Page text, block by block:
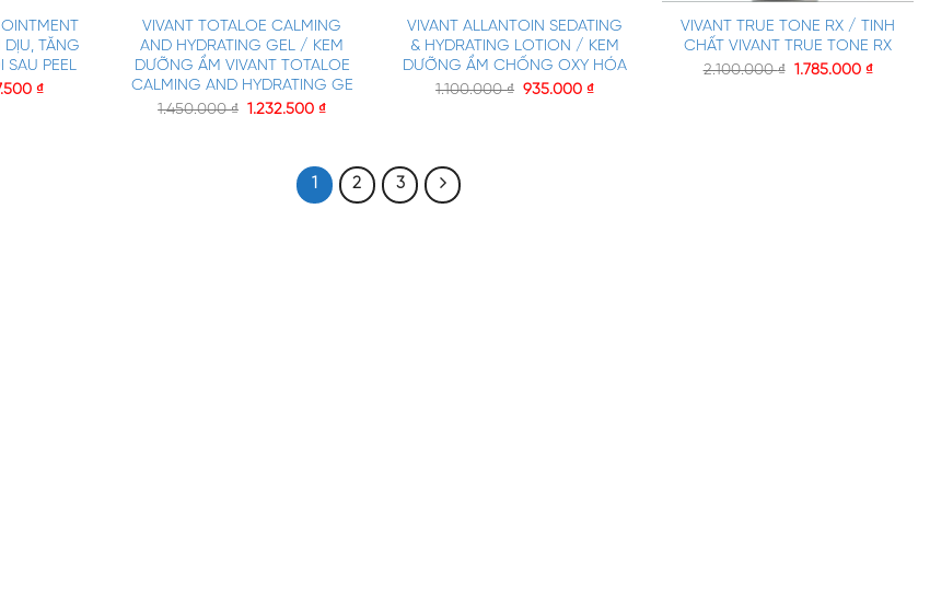
TĂNG
PEEL
₫
VIVANT TOTALOE CALMING
AND HYDRATING GEL / KEM
DƯỠNG ẨM VIVANT TOTALOE
CALMING AND HYDRATING GE
1.450.000₫ 1.232.500₫
VIVANT ALLANTOIN SEDATING
& HYDRATING LOTION / KEM
DƯỠNG ẨM CHỐNG OXY HÓA
1.100.000₫ 935.000₫
VIVANT TRUE TONE RX / TINH
CHẤT VIVANT TRUE TONE RX
2.100.000₫ 1.785.000 ₫
1 2 3